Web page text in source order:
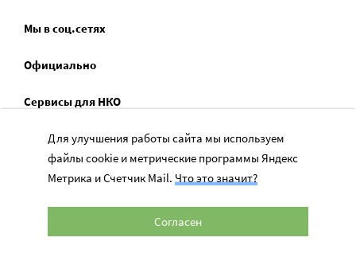
Мы в соц.сетях
Официально
Сервисы для НКО
Спецпроекты
Социальное служение
Для улучшения работы сайта мы используем
файлы cookie и метрические программы Яндекс
Метрика и Счетчик Mail. Что это значит?
Согласен